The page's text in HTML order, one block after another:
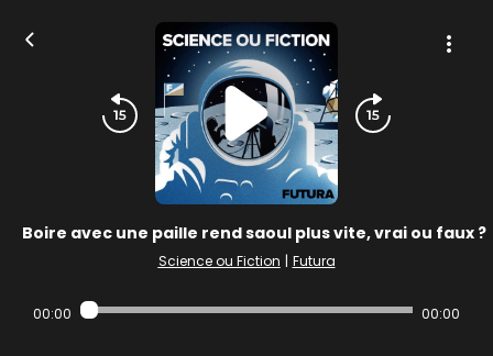
Boire avec une paille rend saoul plus vite, vrai ou faux ?
Science ou Fiction | Futura
00:00 00:00